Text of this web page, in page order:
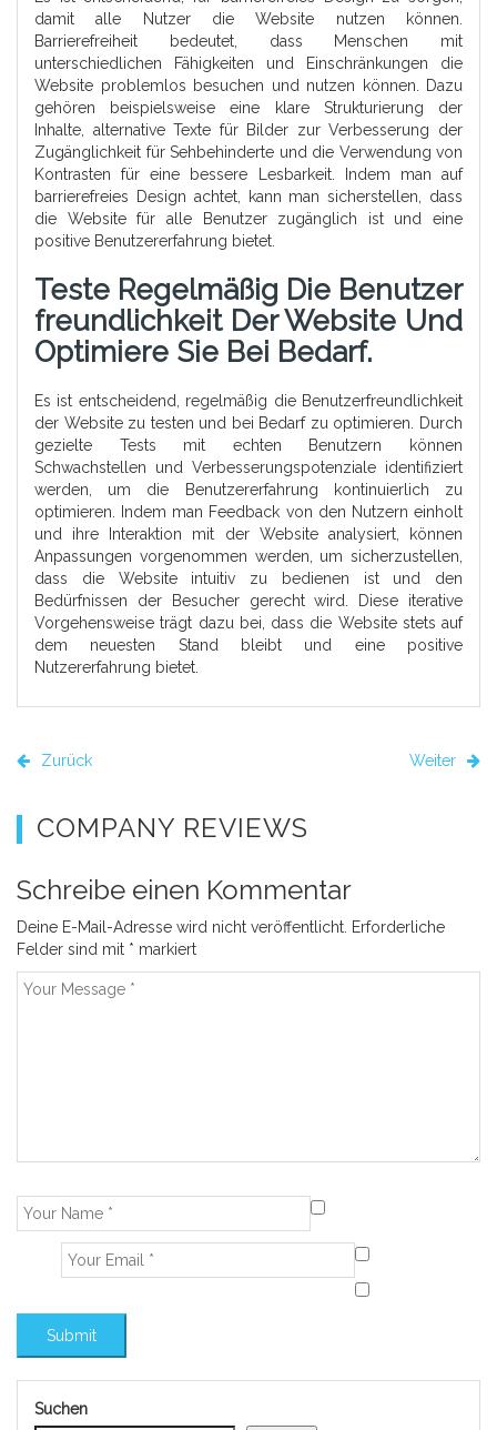
damit alle Nutzer die Website nutzen können.
Barrierefreiheit bedeutet, dass Menschen mit
unterschiedlichen Fähigkeiten und Einschränkungen die
Website problemlos besuchen und nutzen können. Dazu
gehören beispielsweise eine klare Strukturierung der
Inhalte, alternative Texte für Bilder zur Verbesserung der
Zugänglichkeit für Sehbehinderte und die Verwendung von
Kontrasten für eine bessere Lesbarkeit. Indem man auf
barrierefreies Design achtet, kann man sicherstellen, dass
die Website für alle Benutzer zugänglich ist und eine
positive Benutzererfahrung bietet.
Teste Regelmäßig Die Benutzer
Freundlichkeit Der Website Und
Optimiere Sie Bei Bedarf.
Es ist entscheidend, regelmäßig die Benutzerfreundlichkeit
der Website zu testen und bei Bedarf zu optimieren. Durch
gezielte Tests mit echten Benutzern können
Schwachstellen und Verbesserungspotenziale identifiziert
werden, um die Benutzererfahrung kontinuierlich zu
optimieren. Indem man Feedback von den Nutzern einholt
und ihre Interaktion mit der Website analysiert, können
Anpassungen vorgenommen werden, um sicherzustellen,
dass die Website intuitiv zu bedienen ist und den
Bedürfnissen der Besucher gerecht wird. Diese iterative
Vorgehensweise trägt dazu bei, dass die Website stets auf
dem neuesten Stand bleibt und eine positive
Nutzererfahrung bietet.
Zurück Weiter
COMPANY REVIEWS
Schreibe einen Kommentar
Deine E-Mail-Adresse wird nicht veröffentlicht. Erforderliche
Felder sind mit * markiert
Suchen